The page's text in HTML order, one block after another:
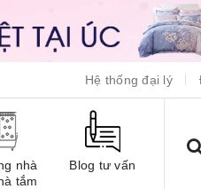
Hệ thống đại lý
nhà
tắm
Blog tư vấn